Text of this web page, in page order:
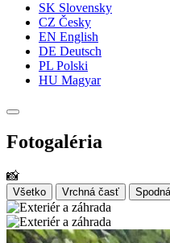
SK Slovensky
CZ Česky
EN English
DE Deutsch
PL Polski
HU Magyar
Fotogaléria
📸
Všetko Vrchná časť